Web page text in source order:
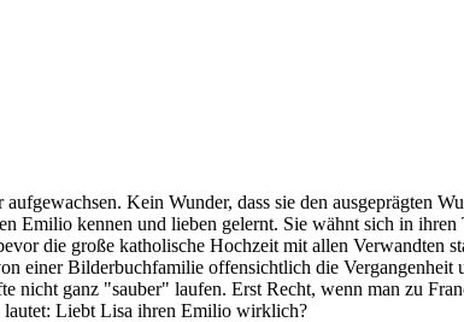
Kein Wunder, dass sie den ausgeprägten
Emilio kennen und lieben gelernt. Sie wähnt sich in
die große katholische Hochzeit mit allen Verwandten
einer Bilderbuchfamilie offensichtlich die Vergangenheit
ganz "sauber" laufen. Erst Recht, wenn man zu
lautet: Liebt Lisa ihren Emilio wirklich?